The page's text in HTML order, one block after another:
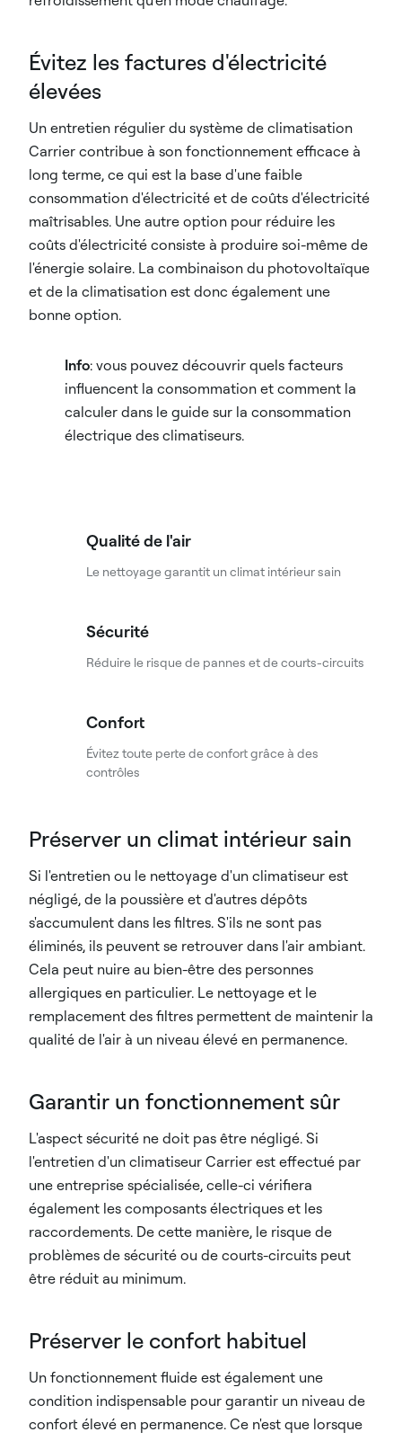
Évitez les factures d'électricité
élevées
Un entretien régulier du système de climatisation
Carrier contribue à son fonctionnement efficace à
long terme, ce qui est la base d'une faible
consommation d'électricité et de coûts d'électricité
maîtrisables. Une autre option pour réduire les
coûts d'électricité consiste à produire soi-même de
l'énergie solaire. La combinaison du photovoltaïque
et de la climatisation est donc également une
bonne option.
Info: vous pouvez découvrir quels facteurs
influencent la consommation et comment la
calculer dans le guide sur la consommation
électrique des climatiseurs.
Qualité de l'air
Le nettoyage garantit un climat intérieur sain
Sécurité
Réduire le risque de pannes et de courts-circuits
Confort
Évitez toute perte de confort grâce à des
contrôles
Préserver un climat intérieur sain
Si l'entretien ou le nettoyage d'un climatiseur est
négligé, de la poussière et d'autres dépôts
s'accumulent dans les filtres. S'ils ne sont pas
éliminés, ils peuvent se retrouver dans l'air ambiant.
Cela peut nuire au bien-être des personnes
allergiques en particulier. Le nettoyage et le
remplacement des filtres permettent de maintenir la
qualité de l'air à un niveau élevé en permanence.
Garantir un fonctionnement sûr
L'aspect sécurité ne doit pas être négligé. Si
l'entretien d'un climatiseur Carrier est effectué par
une entreprise spécialisée, celle-ci vérifiera
également les composants électriques et les
raccordements. De cette manière, le risque de
problèmes de sécurité ou de courts-circuits peut
être réduit au minimum.
Préserver le confort habituel
Un fonctionnement fluide est également une
condition indispensable pour garantir un niveau de
confort élevé en permanence. Ce n'est que lorsque